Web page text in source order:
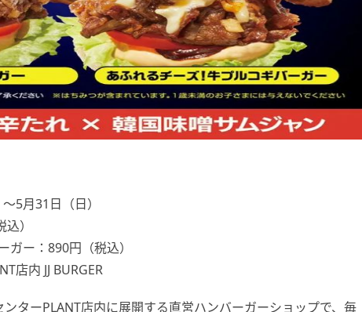
5月31日（日）
）
ガー：890円（税込）
店内 JJ BURGER
ンターPLANT店内に展開する直営ハンバーガーショップで、毎